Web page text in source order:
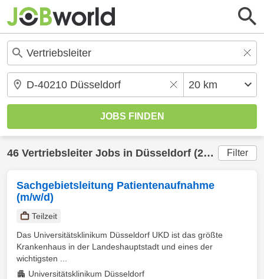
46 Vertriebsleiter Jobs in Düsseldorf (20 km) gefunden Filter
Sachgebietsleitung Patientenaufnahme
(m/w/d)
Teilzeit
Das Universitätsklinikum Düsseldorf UKD ist das größte
Krankenhaus in der Landeshauptstadt und eines der
wichtigsten ...
Universitätsklinikum Düsseldorf